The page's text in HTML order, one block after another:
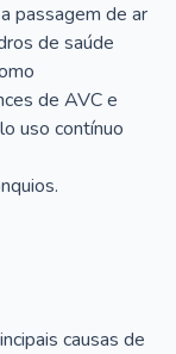
passagem de ar
de saúde
de AVC e
uso contínuo
causas de